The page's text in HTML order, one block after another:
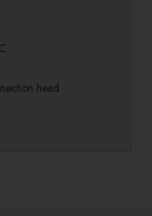
head